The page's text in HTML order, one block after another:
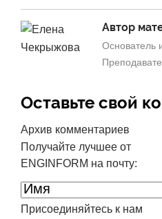
Автор
Основатель
Оставьте свой
Архив комментариев
Получайте лучшее от
ENGINFORM на почту:
Присоединяйтесь к нам